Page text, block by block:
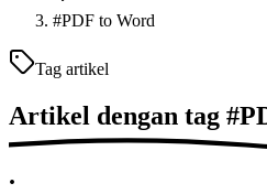
#PDF to Word
Tag artikel
Artikel dengan tag #
.